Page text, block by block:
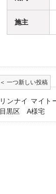
施主
リンナイ マイト
目黒区 A様宅